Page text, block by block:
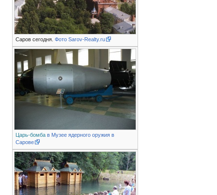
Саров сегодня. Фото Sarov-Realty.ru
Царь-бомба в Музее ядерного оружия в
Сарове